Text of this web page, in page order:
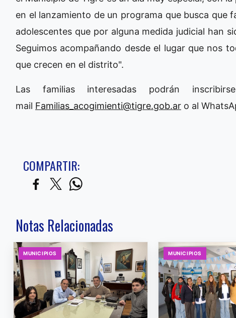
en el lanzamiento de un programa que busca que
adolescentes que por alguna medida judicial han
Seguimos acompañando desde el lugar que nos
que crecen en el distrito".
Las familias interesadas podrán
mail Familias_acogimienti@tigre.gob.ar o al
COMPARTIR:
Notas Relacionadas
MUNICIPIOS MUNICIPIOS